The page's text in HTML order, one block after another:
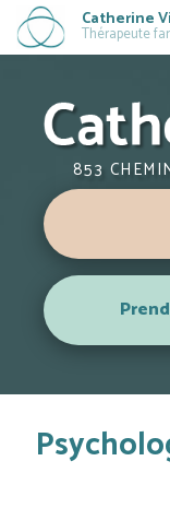
Aller
au
Catherine
Thérapeute
853